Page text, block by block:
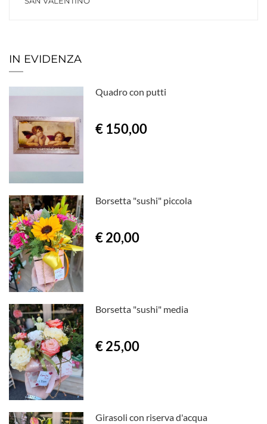
IN EVIDENZA
Quadro con putti
€ 150,00
Borsetta "sushi" piccola
€ 20,00
Borsetta "sushi" media
€ 25,00
Girasoli con riserva d'acqua